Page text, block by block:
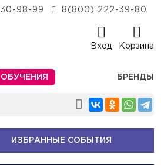
98-99 8(800) 222-39-80
Вход Корзина
ОБУЧЕНИЯ БРЕНДЫ
ИЗБРАННЫЕ СОБЫТИЯ